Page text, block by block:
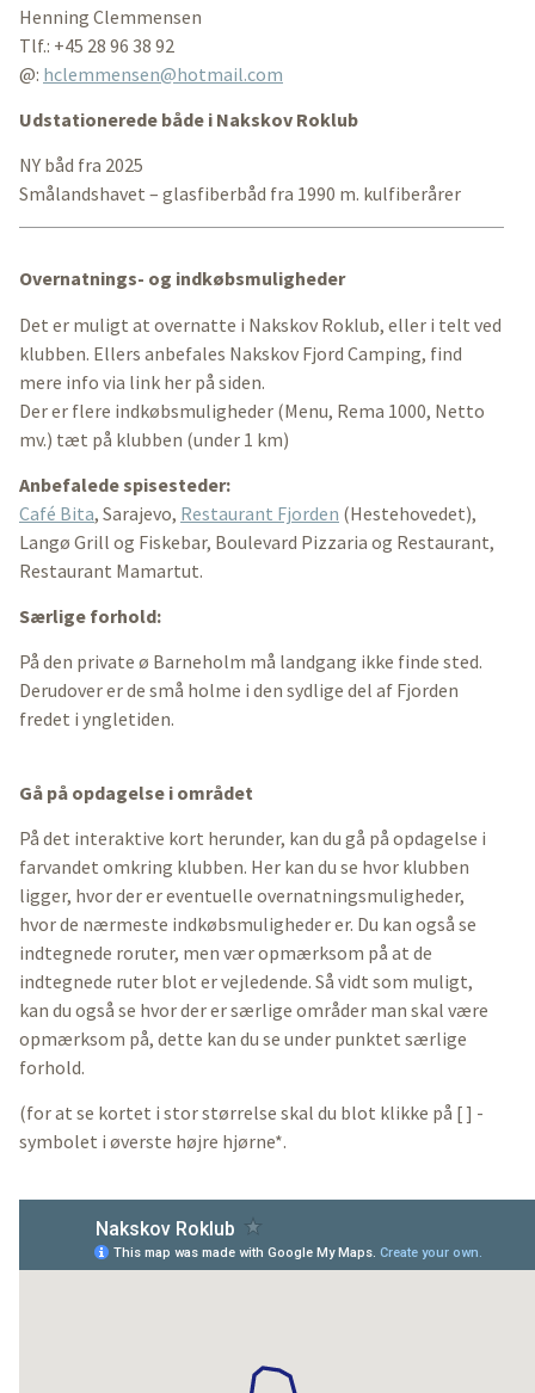
Henning Clemmensen
Tlf.: +45 28 96 38 92
@: hclemmensen@hotmail.com
Udstationerede både i Nakskov Roklub
NY båd fra 2025
Smålandshavet – glasfiberbåd fra 1990 m. kulfiberårer
Overnatnings- og indkøbsmuligheder
Det er muligt at overnatte i Nakskov Roklub, eller i telt ved
klubben. Ellers anbefales Nakskov Fjord Camping, find
mere info via link her på siden.
Der er flere indkøbsmuligheder (Menu, Rema 1000, Netto
mv.) tæt på klubben (under 1 km)
Anbefalede spisesteder:
Café Bita, Sarajevo, Restaurant Fjorden (Hestehovedet),
Langø Grill og Fiskebar, Boulevard Pizzaria og Restaurant,
Restaurant Mamartut.
Særlige forhold:
På den private ø Barneholm må landgang ikke finde sted.
Derudover er de små holme i den sydlige del af Fjorden
fredet i yngletiden.
Gå på opdagelse i området
På det interaktive kort herunder, kan du gå på opdagelse i
farvandet omkring klubben. Her kan du se hvor klubben
ligger, hvor der er eventuelle overnatningsmuligheder,
hvor de nærmeste indkøbsmuligheder er. Du kan også se
indtegnede roruter, men vær opmærksom på at de
indtegnede ruter blot er vejledende. Så vidt som muligt,
kan du også se hvor der er særlige områder man skal være
opmærksom på, dette kan du se under punktet særlige
forhold.
(for at se kortet i stor størrelse skal du blot klikke på [ ] -
symbolet i øverste højre hjørne*.